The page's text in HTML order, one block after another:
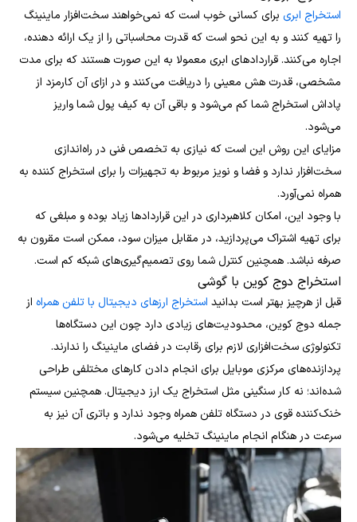
استخراج ابریبرای کسانی خوب است که نمی‌خواهند سخت‌افزار ماینینگ
را تهیه کنند و به این نحو است که قدرت محاسباتی را از یک ارائه دهنده،
اجاره می‌کنند. قراردادهای ابری معمولا به این صورت هستند که برای مدت
مشخصی، قدرت هش معینی را دریافت می‌کنند و در ازای آن کارمزد از
پاداش استخراج شما کم می‌شود و باقی آن به کیف پول شما واریز
می‌شود.
مزایای این روش این است که نیازی به تخصص فنی در راه‌اندازی
سخت‌افزار ندارد و فضا و نویز مربوط به تجهیزات را برای استخراج کننده به
همراه نمی‌آورد.
با وجود این، امکان کلاهبرداری در این قراردادها زیاد بوده و مبلغی که
برای تهیه اشتراک می‌پردازید، در مقابل میزان سود، ممکن است مقرون به
صرفه نباشد. همچنین کنترل شما روی تصمیم‌گیری‌های شبکه کم است.
استخراج دوج کوین با گوشی
قبل از هرچیز بهتر است بدانیداستخراج ارزهای دیجیتال با تلفن همراهاز
جمله دوج کوین، محدودیت‌های زیادی دارد چون این دستگاه‌ها
تکنولوژی سخت‌افزاری لازم برای رقابت در فضای ماینینگ را ندارند.
پردازنده‌های مرکزی موبایل برای انجام دادن کارهای مختلفی طراحی
شده‌اند؛ نه کار سنگینی مثل استخراج یک ارز دیجیتال. همچنین سیستم
خنک‌کننده قوی در دستگاه تلفن همراه وجود ندارد و باتری آن نیز به
سرعت در هنگام انجام ماینینگ تخلیه می‌شود.